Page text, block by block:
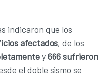
indicaron que los
afectados, de los
y666 sufrieron
el doble sismo se